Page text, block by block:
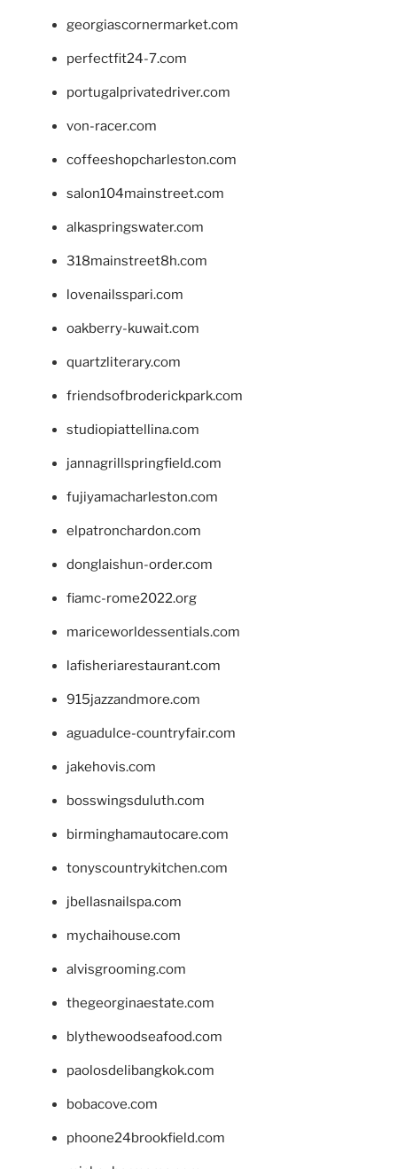
georgiascornermarket.com
perfectfit24-7.com
portugalprivatedriver.com
von-racer.com
coffeeshopcharleston.com
salon104mainstreet.com
alkaspringswater.com
318mainstreet8h.com
lovenailsspari.com
oakberry-kuwait.com
quartzliterary.com
friendsofbroderickpark.com
studiopiattellina.com
jannagrillspringfield.com
fujiyamacharleston.com
elpatronchardon.com
donglaishun-order.com
fiamc-rome2022.org
mariceworldessentials.com
lafisheriarestaurant.com
915jazzandmore.com
aguadulce-countryfair.com
jakehovis.com
bosswingsduluth.com
birminghamautocare.com
tonyscountrykitchen.com
jbellasnailspa.com
mychaihouse.com
alvisgrooming.com
thegeorginaestate.com
blythewoodseafood.com
paolosdelibangkok.com
bobacove.com
phoone24brookfield.com